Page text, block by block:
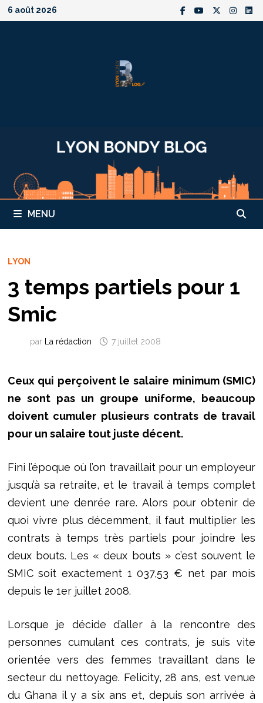
Passer
au
6 août 2026
MENU
LYON
3 temps partiels pour 1
Smic
par La rédaction 7 juillet 2008
Ceux qui perçoivent le salaire minimum (SMIC)
ne sont pas un groupe uniforme, beaucoup
doivent cumuler plusieurs contrats de travail
pour un salaire tout juste décent.
Fini l’époque où l’on travaillait pour un employeur
jusqu’à sa retraite, et le travail à temps complet
devient une denrée rare. Alors pour obtenir de
quoi vivre plus décemment, il faut multiplier les
contrats à temps très partiels pour joindre les
deux bouts. Les « deux bouts » c’est souvent le
SMIC soit exactement 1 037,53 € net par mois
depuis le 1er juillet 2008.
Lorsque je décide d’aller à la rencontre des
personnes cumulant ces contrats, je suis vite
orientée vers des femmes travaillant dans le
secteur du nettoyage. Felicity, 28 ans, est venue
du Ghana il y a six ans et, depuis son arrivée à